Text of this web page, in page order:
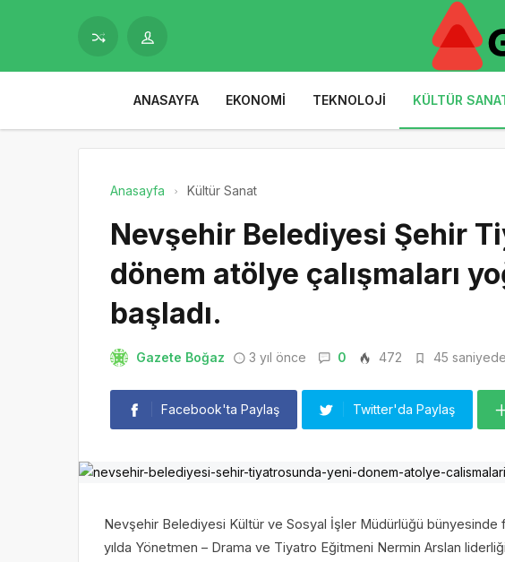
ANASAYFA EKONOMI TEKNOLOJI KÜLTÜR
Anasayfa Kültür Sanat
Nevşehir Belediyesi Şehir
dönem atölye çalışmaları
başladı.
Gazete Boğaz 3 yıl önce 0 472 45
Facebook'ta Paylaş Twitter'da Paylaş
Nevşehir Belediyesi Kültür ve Sosyal İşler Müdürlüğü
yılda Yönetmen – Drama ve Tiyatro Eğitmeni Nermin Arslan